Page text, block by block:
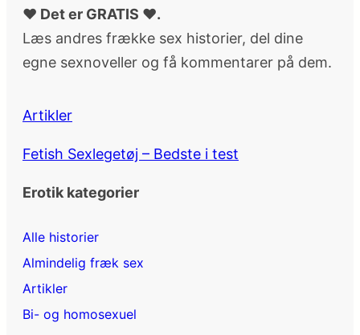
♥ Det er GRATIS ♥.
Læs andres frække sex historier, del dine
egne sexnoveller og få kommentarer på dem.
Artikler
Fetish Sexlegetøj – Bedste i test
Erotik kategorier
Alle historier
Almindelig fræk sex
Artikler
Bi- og homosexuel